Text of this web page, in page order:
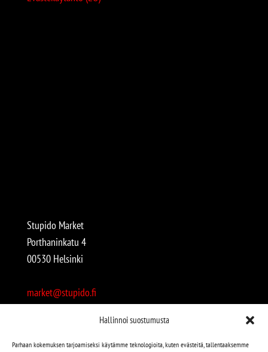
Hallinnoi suostumusta
Parhaan kokemuksen tarjoamiseksi käytämme teknologioita, kuten evästeitä, tallentaaksemme
Stupido Market
Porthaninkatu 4
00530 Helsinki
market@stupido.fi
Avoinna: